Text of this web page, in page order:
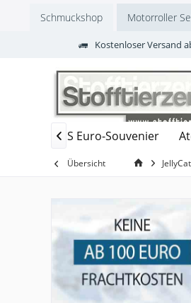
Schmuckshop Motorroller
Kostenloser Versand
ES Euro-Souvenier

Übersicht JellyCat